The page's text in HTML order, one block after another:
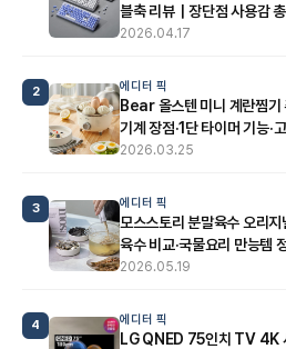
블축 리뷰｜장단점 사용감
2026.04.17
2 에디터 픽
Bear 올스텐 미니 계란찜기
기계 장점·1단 타이머 기능·
2026.03.25
3 에디터 픽
모스스토리 분말육수 오리
육수 비교·국물요리 만능템
2026.05.19
4 에디터 픽
LG QNED 75인치 TV 4K